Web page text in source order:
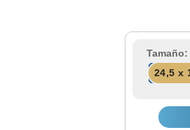
Tamaño:
24,5 x